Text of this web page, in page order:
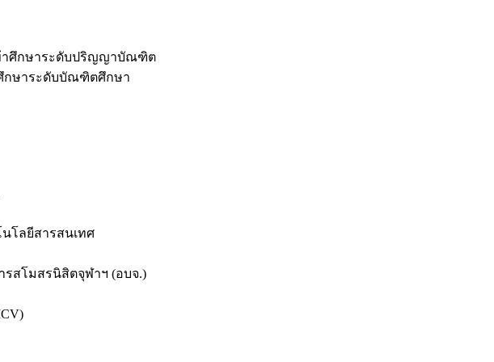
าศึกษาระดับปริญญาบัณฑิต
กษาระดับบัณฑิตศึกษา
โลยีสารสนเทศ
รสโมสรนิสิตจุฬาฯ (อบจ.)